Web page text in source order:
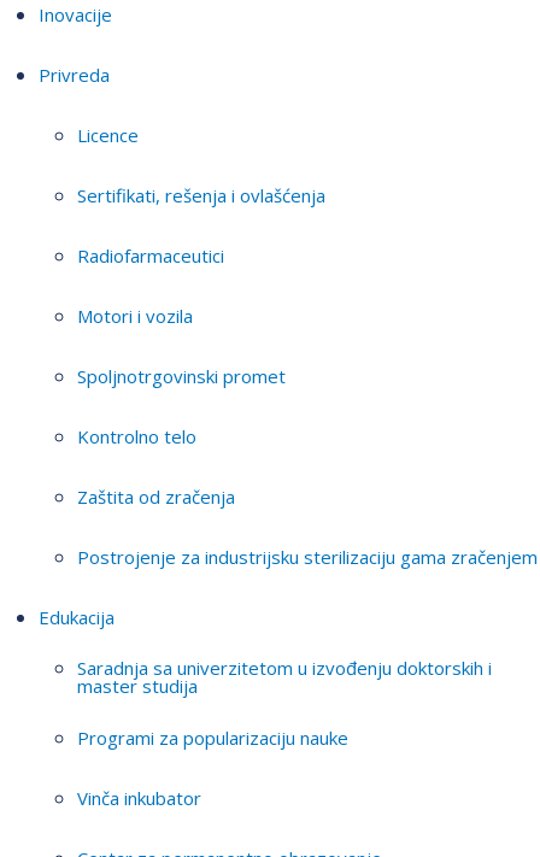
Inovacije
Privreda
Licence
Sertifikati, rešenja i ovlašćenja
Radiofarmaceutici
Motori i vozila
Spoljnotrgovinski promet
Kontrolno telo
Zaštita od zračenja
Postrojenje za industrijsku sterilizaciju gama zračenjem
Edukacija
Saradnja sa univerzitetom u izvođenju doktorskih i
master studija
Programi za popularizaciju nauke
Vinča inkubator